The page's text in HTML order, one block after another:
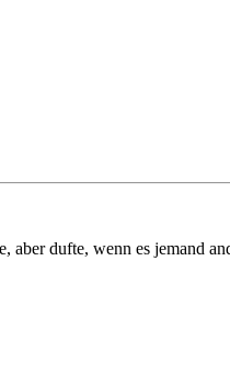
aber dufte, wenn es jemand